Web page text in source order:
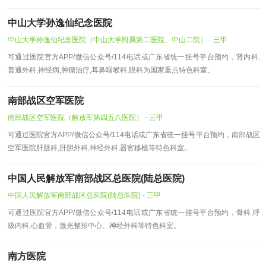
中山大学孙逸仙纪念医院
中山大学孙逸仙纪念医院（中山大学附属第二医院、中山二院） - 三甲
可通过医院官方APP/微信公众号/114电话或广东省统一挂号平台预约，肾内科,
普通外科,神经病,肿瘤治疗,耳鼻咽喉科,眼科为国家重点特色科室。
南部战区空军医院
南部战区空军医院（解放军第四五八医院） - 三甲
可通过医院官方APP/微信公众号/114电话或广东省统一挂号平台预约，南部战区
空军医院肝脏科,肝胆外科,神经外科,器官移植等特色科室。
中国人民解放军南部战区总医院(陆总医院)
中国人民解放军南部战区总医院(陆总医院) - 三甲
可通过医院官方APP/微信公众号/114电话或广东省统一挂号平台预约，骨科,呼
吸内科,心血管，激光整形中心、神经外科等特色科室。
南方医院